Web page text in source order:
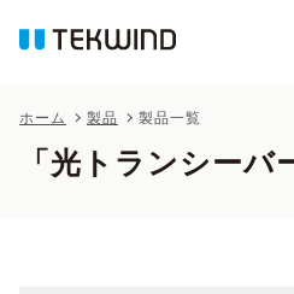
ホーム 製品 製品一覧
「光トランシーバ